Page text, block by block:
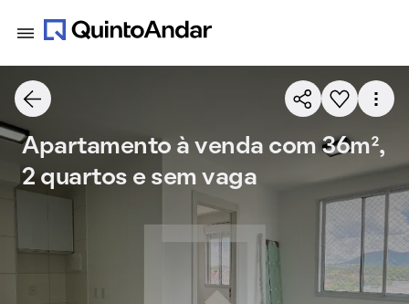
Apartamento à venda com 36m²,
2 quartos e sem vaga